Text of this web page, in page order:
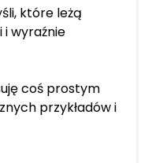
które leżą
wyraźnie
coś prostym
przykładów i